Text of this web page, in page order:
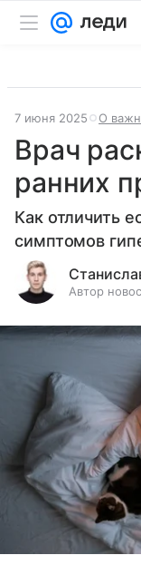
7 июня 2025 О
Врач
ранних
Как отличить
симптомов
Автор